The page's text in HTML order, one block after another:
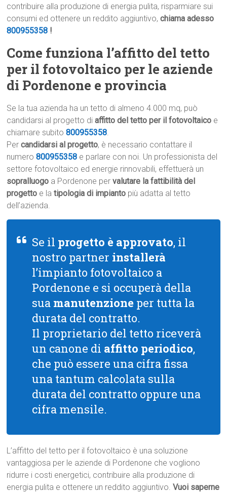
contribuire alla produzione di energia pulita, risparmiare sui
consumi ed ottenere un reddito aggiuntivo,chiama adesso
800955358 !
Come funziona l’affitto del tetto
per il fotovoltaico per le aziende
di Pordenone e provincia
Se la tua azienda ha un tetto di almeno 4.000 mq, può
candidarsi al progetto diaffitto del tetto per il fotovoltaico e
chiamare subito800955358.
Percandidarsi al progetto, è necessario contattare il
numero800955358 e parlare con noi. Un professionista del
settore fotovoltaico ed energie rinnovabili, effettuerà un
sopralluogo a Pordenone pervalutare la fattibilità del
progetto e latipologia di impianto più adatta al tetto
dell’azienda.
Se il progetto è approvato, il
nostro partner installerà
l’impianto fotovoltaico a
Pordenone e si occuperà della
sua manutenzione per tutta la
durata del contratto.
Il proprietario del tetto riceverà
un canone di affitto periodico,
che può essere una cifra fissa
una tantum calcolata sulla
durata del contratto oppure una
cifra mensile.
L’affitto del tetto per il fotovoltaico è una soluzione
vantaggiosa per le aziende di Pordenone che vogliono
ridurre i costi energetici, contribuire alla produzione di
energia pulita e ottenere un reddito aggiuntivo.Vuoi saperne